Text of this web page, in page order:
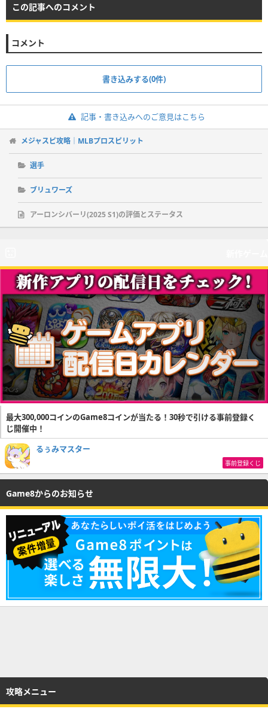
この記事へのコメント
コメント
書き込みする(0件)
記事・書き込みへのご意見はこちら
メジャスピ攻略｜MLBプロスピリット
選手
ブリュワーズ
アーロンシバーリ(2025 S1)の評価とステータス
最大300,000コインのGame8コインが当たる！30秒で引ける事前登録く
じ開催中！
るぅみマスター
事前登録くじ
Game8からのお知らせ
攻略メニュー